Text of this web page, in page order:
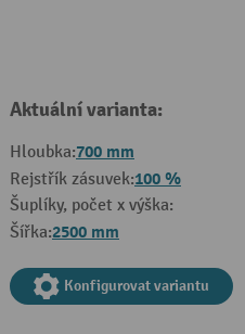
Aktuální varianta:
Hloubka:700 mm
Rejstřík zásuvek:100 %
Šuplíky, počet x výška:
Šířka:2500 mm
Konfigurovat variantu